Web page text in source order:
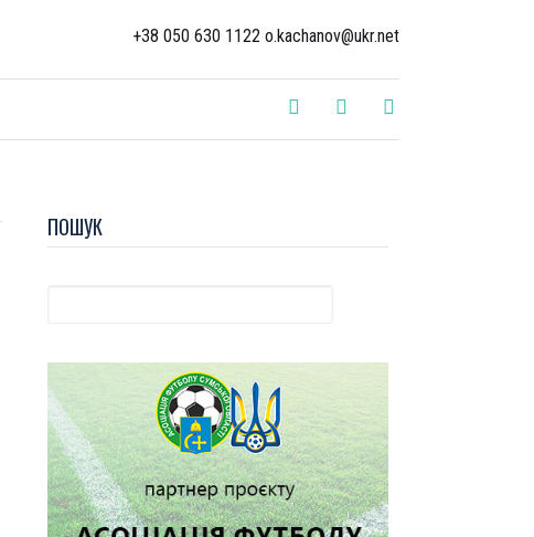
+38 050 630 1122 o.kachanov@ukr.net
ПОШУК